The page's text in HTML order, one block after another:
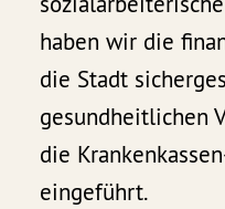
haben wir die
die Stadt
gesundheitlichen
die
eingeführt.